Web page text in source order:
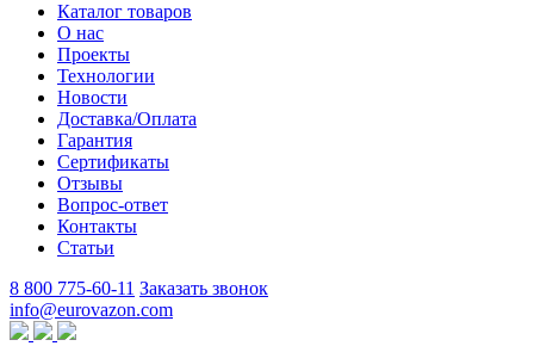
Каталог товаров
О нас
Проекты
Технологии
Новости
Доставка/Оплата
Гарантия
Сертификаты
Отзывы
Вопрос-ответ
Контакты
Статьи
8 800 775-60-11 Заказать звонок
info@eurovazon.com